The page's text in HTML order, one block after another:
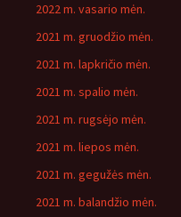
2022 m. vasario mėn.
2021 m. gruodžio mėn.
2021 m. lapkričio mėn.
2021 m. spalio mėn.
2021 m. rugsėjo mėn.
2021 m. liepos mėn.
2021 m. gegužės mėn.
2021 m. balandžio mėn.